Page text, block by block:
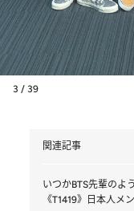
3 / 39
関連記事
いつかBTS先輩のよ
《T1419》日本人メ